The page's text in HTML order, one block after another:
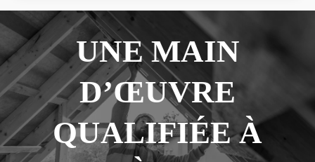
UNE MAIN
D’ŒUVRE
QUALIFIÉE À